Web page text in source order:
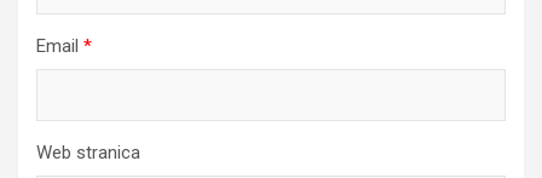
Email *
Web stranica